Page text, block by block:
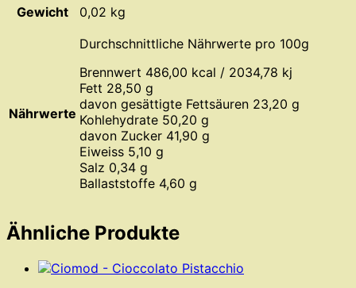
Gewicht 0,02 kg
Nährwerte
Durchschnittliche Nährwerte pro 100g
Brennwert 486,00 kcal / 2034,78 kj
Fett 28,50 g
davon gesättigte Fettsäuren 23,20 g
Kohlehydrate 50,20 g
davon Zucker 41,90 g
Eiweiss 5,10 g
Salz 0,34 g
Ballaststoffe 4,60 g
Ähnliche Produkte